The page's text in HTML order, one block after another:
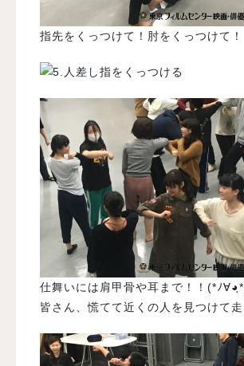
指先をくっつけて！肘をくっつけて！
仕舞いには肩甲骨や耳まで！！(*ﾉ∀◕ฺ
皆さん、慌てて近くの人を見つけて走